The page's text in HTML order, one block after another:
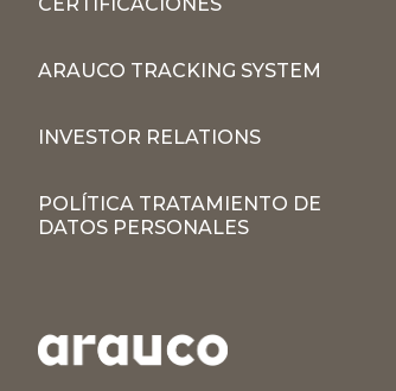
ARAUCO TRACKING SYSTEM
INVESTOR RELATIONS
POLÍTICA TRATAMIENTO DE
DATOS PERSONALES